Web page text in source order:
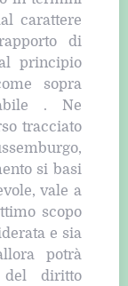
carattere
di
principio
sopra
. Ne
tracciato
si basi
vale a
scopo
e sia
potrà
diritto